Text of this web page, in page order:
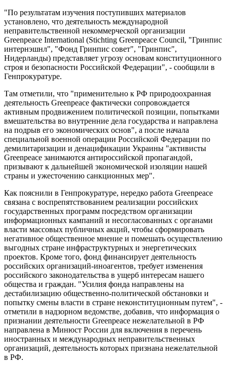
"По результатам изучения поступивших материалов
установлено, что деятельность международной
неправительственной некоммерческой организации
Greenpeace International (Stichting Greenpeace Council, "Гринпис
интернэшнл", "Фонд Гринпис совет", "Гринпис",
Нидерланды) представляет угрозу основам конституционного
строя и безопасности Российской Федерации", - сообщили в
Генпрокуратуре.
Там отметили, что "применительно к РФ природоохранная
деятельность Greenpeace фактически сопровождается
активным продвижением политической позиции, попытками
вмешательства во внутренние дела государства и направлена
на подрыв его экономических основ", а после начала
специальной военной операции Российской Федерации по
демилитаризации и денацификации Украины "активисты
Greenpeace занимаются антироссийской пропагандой,
призывают к дальнейшей экономической изоляции нашей
страны и ужесточению санкционных мер".
Как пояснили в Генпрокуратуре, нередко работа Greenpeace
связана с воспрепятствованием реализации российских
государственных программ посредством организации
информационных кампаний и несогласованных с органами
власти массовых публичных акций, чтобы сформировать
негативное общественное мнение и помешать осуществлению
выгодных стране инфраструктурных и энергетических
проектов. Кроме того, фонд финансирует деятельность
российских организаций-иноагентов, требует изменения
российского законодательства в ущерб интересам нашего
общества и граждан. "Усилия фонда направлены на
дестабилизацию общественно-политической обстановки и
попытку смены власти в стране неконституционным путем", -
отметили в надзорном ведомстве, добавив, что информация о
признании деятельности Greenpeace нежелательной в РФ
направлена в Минюст России для включения в перечень
иностранных и международных неправительственных
организаций, деятельность которых признана нежелательной
в РФ.